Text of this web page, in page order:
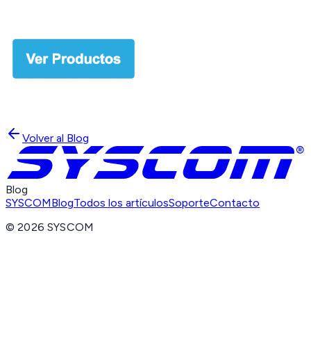
Volver al Blog
Blog
SYSCOMBlogTodos los artículosSoporteContacto
©2026 SYSCOM